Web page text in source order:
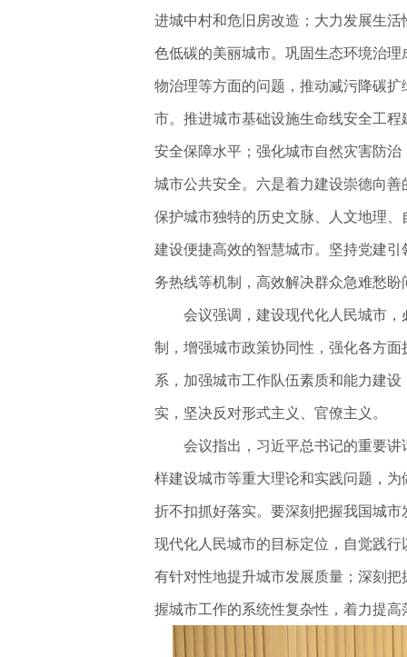
进城中村和危旧房改造；大力发展生
色低碳的美丽城市。巩固生态环境治
物治理等方面的问题，推动减污降碳
市。推进城市基础设施生命线安全工
安全保障水平；强化城市自然灾害防
城市公共安全。六是着力建设崇德向
保护城市独特的历史文脉、人文地理
建设便捷高效的智慧城市。坚持党建
务热线等机制，高效解决群众急难愁盼
会议强调，建设现代化人民城市，
制，增强城市政策协同性，强化各方
系，加强城市工作队伍素质和能力建
实，坚决反对形式主义、官僚主义。
会议指出，习近平总书记的重要讲
样建设城市等重大理论和实践问题，
折不扣抓好落实。要深刻把握我国城
现代化人民城市的目标定位，自觉践
有针对性地提升城市发展质量；深刻
握城市工作的系统性复杂性，着力提